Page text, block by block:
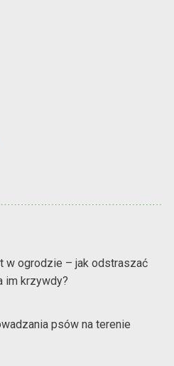
w ogrodzie – jak odstraszać
im krzywdy?
psów na terenie